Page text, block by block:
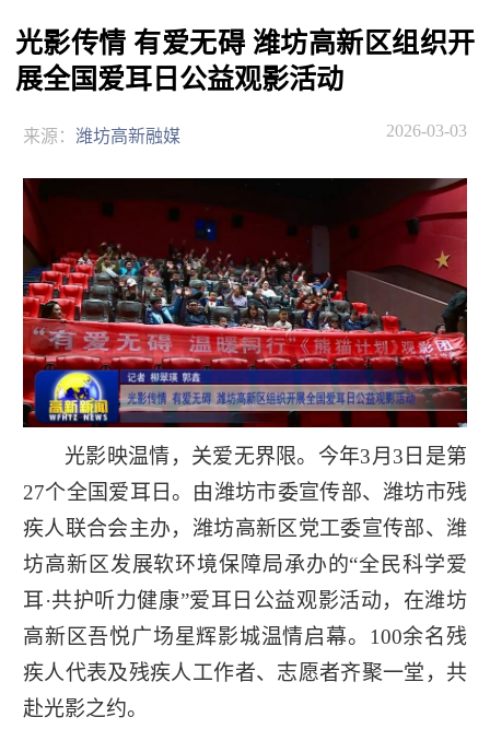
光影传情 有爱无碍 潍坊高新区组织开
展全国爱耳日公益观影活动
来源： 潍坊高新融媒 2026-03-03
光影映温情，关爱无界限。今年3月3日是第
27个全国爱耳日。由潍坊市委宣传部、潍坊市残
疾人联合会主办，潍坊高新区党工委宣传部、潍
坊高新区发展软环境保障局承办的“全民科学爱
耳·共护听力健康”爱耳日公益观影活动，在潍坊
高新区吾悦广场星辉影城温情启幕。100余名残
疾人代表及残疾人工作者、志愿者齐聚一堂，共
赴光影之约。